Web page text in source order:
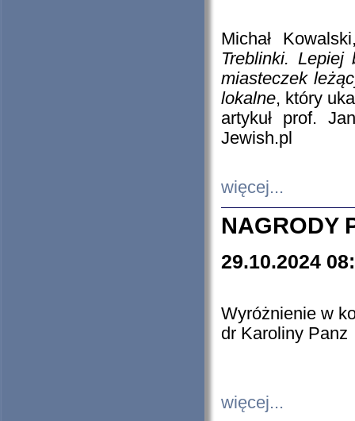
Michał
Treblinki. Lepiej
miasteczek
lokalne, który
artykuł prof.
Jewish.pl
więcej...
NAGRODY
29.10.2024
Wyróżnienie w
dr Karoliny Panz
więcej...